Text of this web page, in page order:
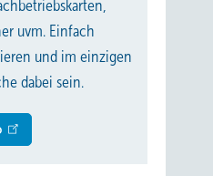
uvm. Einfach
und im einzigen
dabei sein.